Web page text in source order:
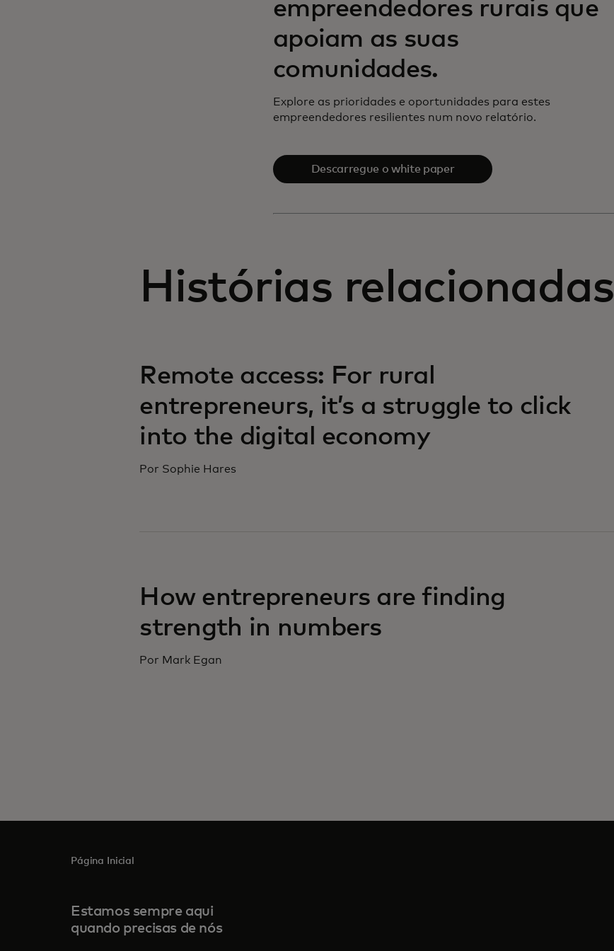
empreendedores rurais que
apoiam as suas
comunidades.
Explore as prioridades e oportunidades para estes
empreendedores resilientes num novo relatório.
Descarregue o white paper
Histórias relacionadas
Remote access: For rural
entrepreneurs, it’s a struggle to click
into the digital economy
Por Sophie Hares
How entrepreneurs are finding
strength in numbers
Por Mark Egan
Página Inicial
Estamos sempre aqui
quando precisas de nós